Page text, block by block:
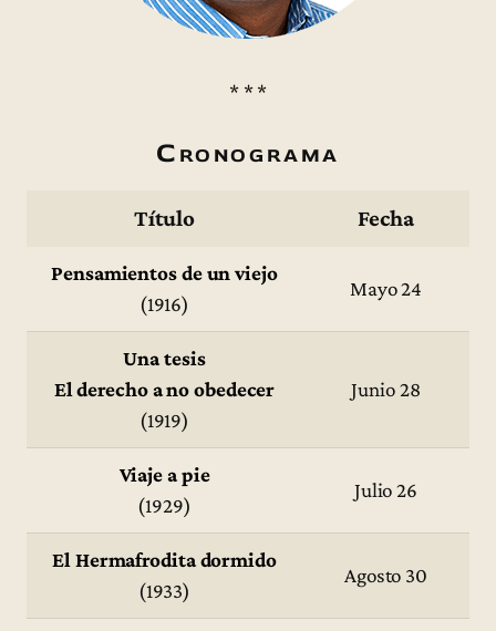
* * *
Cronograma
Título Fecha
Pensamientos de un viejo
(1916)
Mayo 24
Una tesis
El derecho a no obedecer
(1919)
Junio 28
Viaje a pie
(1929)
Julio 26
El Hermafrodita dormido
(1933)
Agosto 30